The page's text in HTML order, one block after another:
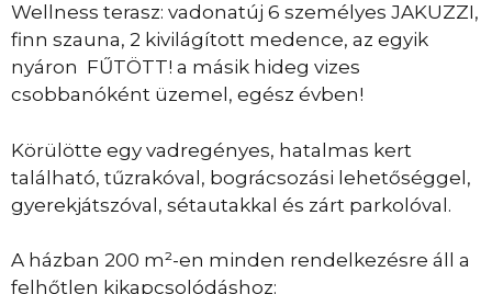
Wellness terasz: vadonatúj 6 személyes JAKUZZI,
finn szauna, 2 kivilágított medence, az egyik
nyáron FŰTÖTT! a másik hideg vizes
csobbanóként üzemel, egész évben!
Körülötte egy vadregényes, hatalmas kert
található, tűzrakóval, bográcsozási lehetőséggel,
gyerekjátszóval, sétautakkal és zárt parkolóval.
A házban 200 m²-en minden rendelkezésre áll a
felhőtlen kikapcsolódáshoz: